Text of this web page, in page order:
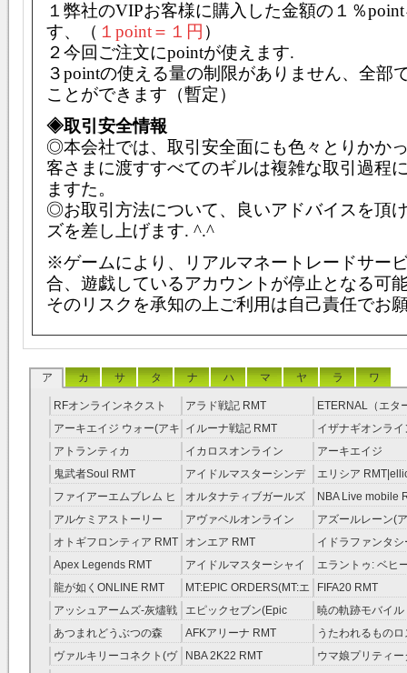
１弊社のVIPお客様に購入した金額の１％
す、（ １point＝１円 ）
２今回ご注文にpointが使えます.
３pointの使える量の制限がありません、全部
ことができます（暫定）
◈取引安全情報
◎本会社では、取引安全面にも色々とりかか
客さまに渡すすべてのギルは複雑な取引過程
ますた。
◎お取引方法について、良いアドバイスを頂
ズを差し上げます. ^.^
※ゲームにより、リアルマネートレードサー
合、遊戯しているアカウントが停止となる可
そのリスクを承知の上ご利用は自己責任でお
ア カ サ タ ナ ハ マ ヤ ラ ワ
RFオンラインネクスト
RMT
アラド戦記 RMT
ETERNAL（エタ
RMT
アーキエイジ ウォー(アキ
ウオ) RMT
イルーナ戦記 RMT
イザナギオンライ
アトランティカ
RMT|Atlantica RMT
イカロスオンライン
RMT（予約制）
アーキエイジ
RMT|ArcheAge
約制）
鬼武者Soul RMT
アイドルマスターシンデ
レラガールズ(モバマス)
RMT
エリシア
RMT
ファイアーエムブレム ヒ
ーローズ(FEヒーローズ)
RMT
オルタナティブガールズ
RMT
NBA Live mobile
アルケミアストーリー
（アルスト） RMT
アヴァベルオンライン
RMT
アズールレーン(
RMT
オトギフロンティア RMT オンエア RMT
イドラファンタシ
ーサーガ RMT
Apex Legends RMT
アイドルマスターシャイ
ニーカラーズ(シャニマス)
RMT
エラントゥ: ベヒ
ピリット RMT
龍が如くONLINE RMT
MT:EPIC ORDERS(MT:エ
ピック・オーダーズ)
RMT
FIFA20 RMT
アッシュアームズ‐灰燼戦
線 RMT
エピックセブン(Epic
Seven) RMT
暁の軌跡モバイル
伝説 ） RMT
あつまれどうぶつの森
RMT
AFKアリーナ RMT
うたわれるもの
ラグ(ロスフラ)
ヴァルキリーコネクト(ヴ
NBA 2K22 RMT
ウマ娘プリティー